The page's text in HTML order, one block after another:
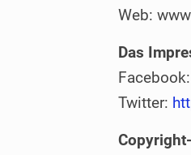
Web:
Das
Facebook:
Twitter: